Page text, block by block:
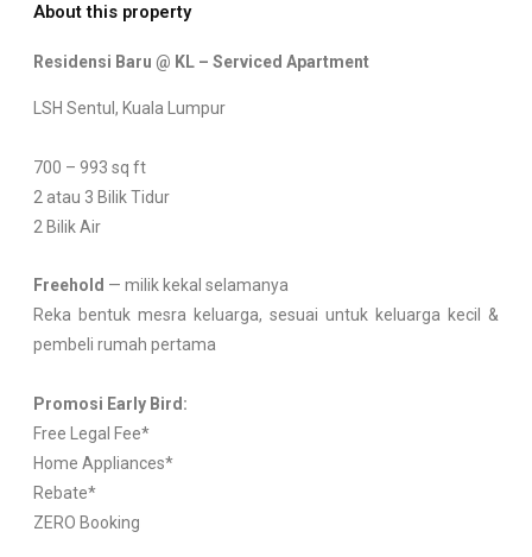
About this property
Residensi Baru @ KL – Serviced Apartment
LSH Sentul, Kuala Lumpur
700 – 993 sq ft
2 atau 3 Bilik Tidur
2 Bilik Air
Freehold — milik kekal selamanya
Reka bentuk mesra keluarga, sesuai untuk keluarga kecil &
pembeli rumah pertama
Promosi Early Bird:
Free Legal Fee*
Home Appliances*
Rebate*
ZERO Booking